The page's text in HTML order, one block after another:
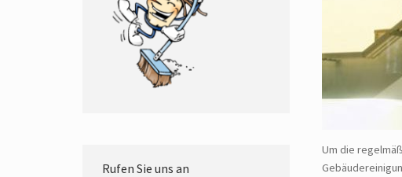
Um die
Rufen Sie uns an